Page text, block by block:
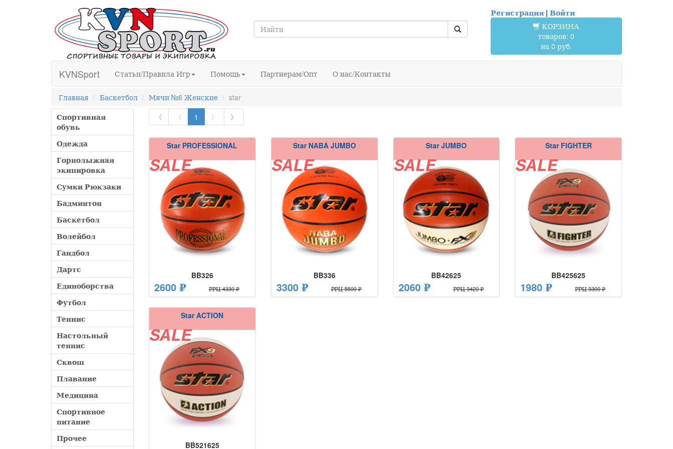
Регистрация| Войти
КОРЗИНА
товаров: 0
на 0 руб.
KVNSport Статьи/Правила Игр Помощь Партнерам/Опт О нас/Контакты
Главная Баскетбол Мячи №6 Женские
star
Спортивная
обувь
Одежда
Горнолыжная
экипировка
Сумки Рюкзаки
Бадминтон
Баскетбол
Волейбол
Гандбол
Дартс
Единоборства
Футбол
Теннис
Настольный
теннис
Сквош
Плавание
Медицина
Спортивное
питание
Прочее
《 〈 1 〉 》
Star PROFESSIONAL
SALE
BB326
2600 ₽ РРЦ 4330 ₽
Star NABA JUMBO
SALE
BB336
3300 ₽ РРЦ 5500 ₽
Star JUMBO
SALE
BB42625
2060 ₽ РРЦ 3420 ₽
Star FIGHTER
SALE
BB425625
1980 ₽ РРЦ 3300 ₽
Star ACTION
SALE
BB521625